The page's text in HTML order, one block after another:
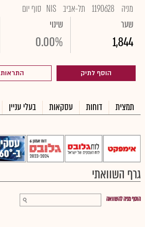
מניה
1190628 תל-אביב NIS סוף יום
שער
1,844
שינוי
0.00%
הוסף לתיק התראות
תמצית דוחות עסקאות בעלי עניין
גרף השוואתי
הוסף מניה להשוואה